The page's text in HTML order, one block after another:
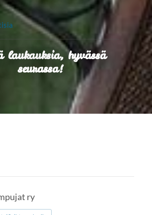
laukauksia, hyvässä
seurassa!
ry